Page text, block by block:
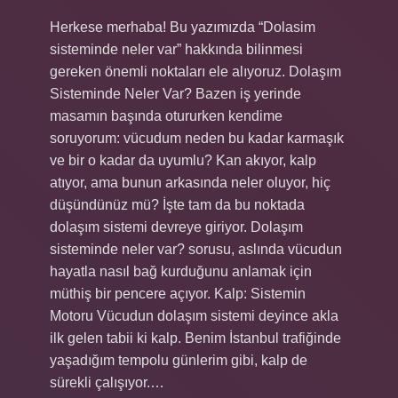
Herkese merhaba! Bu yazımızda “Dolasim
sisteminde neler var” hakkında bilinmesi
gereken önemli noktaları ele alıyoruz. Dolaşım
Sisteminde Neler Var? Bazen iş yerinde
masamın başında otururken kendime
soruyorum: vücudum neden bu kadar karmaşık
ve bir o kadar da uyumlu? Kan akıyor, kalp
atıyor, ama bunun arkasında neler oluyor, hiç
düşündünüz mü? İşte tam da bu noktada
dolaşım sistemi devreye giriyor. Dolaşım
sisteminde neler var? sorusu, aslında vücudun
hayatla nasıl bağ kurduğunu anlamak için
müthiş bir pencere açıyor. Kalp: Sistemin
Motoru Vücudun dolaşım sistemi deyince akla
ilk gelen tabii ki kalp. Benim İstanbul trafiğinde
yaşadığım tempolu günlerim gibi, kalp de
sürekli çalışıyor.…